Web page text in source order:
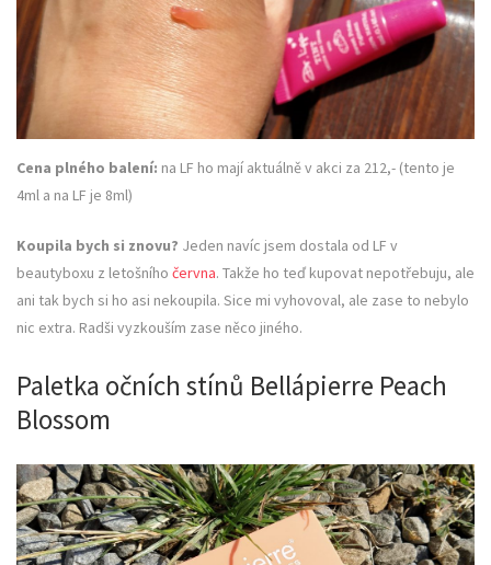
Cena plného balení: na LF ho mají aktuálně v akci za 212,- (tento je
4ml a na LF je 8ml)
Koupila bych si znovu? Jeden navíc jsem dostala od LF v
beautyboxu z letošního června. Takže ho teď kupovat nepotřebuju, ale
ani tak bych si ho asi nekoupila. Sice mi vyhovoval, ale zase to nebylo
nic extra. Radši vyzkouším zase něco jiného.
Paletka očních stínů Bellápierre Peach
Blossom